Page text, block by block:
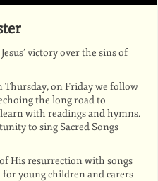
victory over the sins of
Thursday, on Friday we follow
the long road to
with readings and hymns.
to sing Sacred Songs
His resurrection with songs
young children and carers